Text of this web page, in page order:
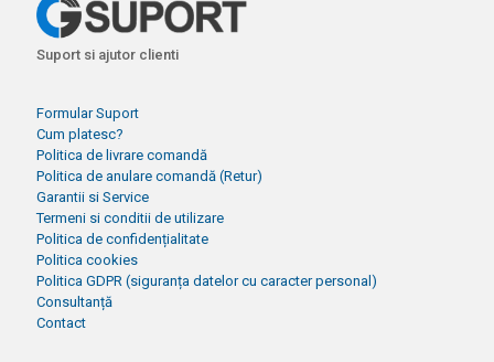
Suport si ajutor clienti
Formular Suport
Cum platesc?
Politica de livrare comandă
Politica de anulare comandă (Retur)
Garantii si Service
Termeni si conditii de utilizare
Politica de confidențialitate
Politica cookies
Politica GDPR (siguranța datelor cu caracter personal)
Consultanță
Contact